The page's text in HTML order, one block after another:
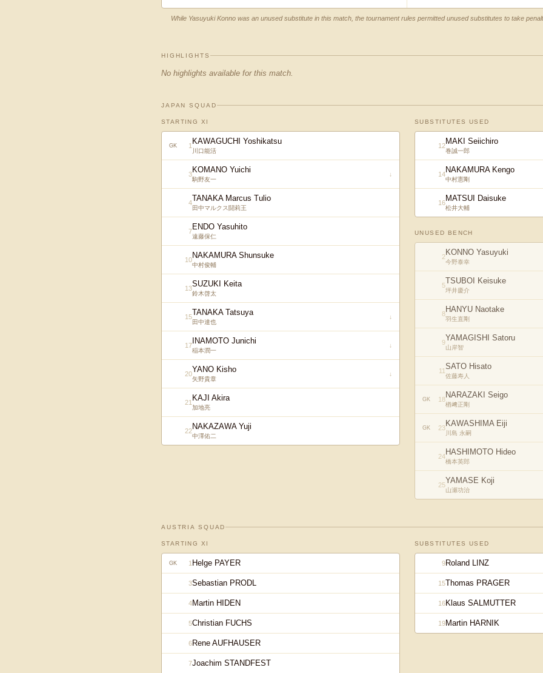
While Yasuyuki Konno was an unused substitute in this match, the tournament rules permitted unused substitutes to take
HIGHLIGHTS
No highlights available for this match.
JAPAN SQUAD
STARTING XI
GK 1 KAWAGUCHI Yoshikatsu
川口能活
3KOMANO Yuichi
駒野友一
↓
4TANAKA Marcus Tulio
田中マルクス闘莉王
7ENDO Yasuhito
遠藤保仁
10NAKAMURA Shunsuke
中村俊輔
13SUZUKI Keita
鈴木啓太
15TANAKA Tatsuya
田中達也
↓
17 INAMOTO Junichi
稲本潤一
↓
20YANO Kisho
矢野貴章
↓
21 KAJI Akira
加地亮
22NAKAZAWA Yuji
中澤佑二
SUBSTITUTES USED
12MAKI Seiichiro
巻誠一郎
14NAKAMURA Kengo
中村憲剛
16MATSUI Daisuke
松井大輔
UNUSED BENCH
2KONNO Yasuyuki
今野泰幸
5TSUBOI Keisuke
坪井慶介
8HANYU Naotake
羽生直剛
9YAMAGISHI Satoru
山岸智
11SATO Hisato
佐藤寿人
GK 18NARAZAKI Seigo
楢﨑正剛
GK 23KAWASHIMA Eiji
川島 永嗣
24HASHIMOTO Hideo
橋本英郎
25YAMASE Koji
山瀬功治
AUSTRIA SQUAD
STARTING XI
GK 1 Helge PAYER
3Sebastian PRODL
4Martin HIDEN
5Christian FUCHS
6Rene AUFHAUSER
7Joachim STANDFEST
SUBSTITUTES USED
9Roland LINZ
15Thomas PRAGER
16Klaus SALMUTTER
19Martin HARNIK